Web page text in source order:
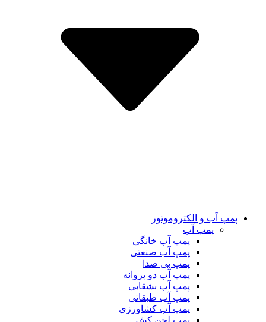
پمپ آب و الکتروموتور
پمپ آب
پمپ آب خانگی
پمپ آب صنعتی
پمپ بی صدا
پمپ آب دو پروانه
پمپ آب بشقابی
پمپ آب طبقاتی
پمپ آب کشاورزی
پمپ لجن کش